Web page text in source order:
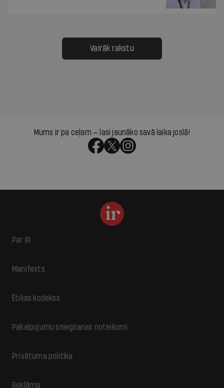
Vairāk rakstu
Mums ir pa ceļam — lasi jaunāko savā laika joslā!
Par IR
Manifests
Ētikas kodekss
Pakalpojumu sniegšanas noteikumi
Privātuma politika
Reklāma